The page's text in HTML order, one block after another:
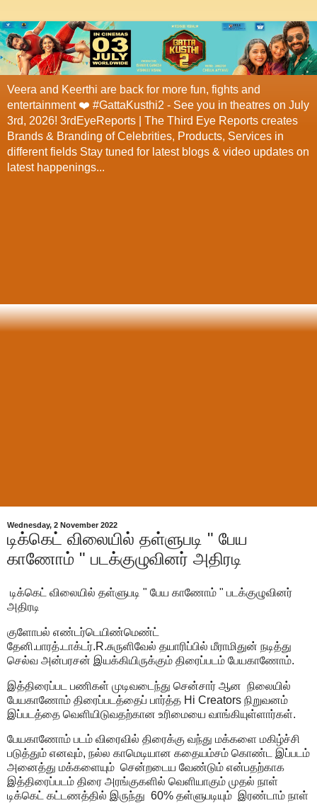
Veera and Keerthi are back for more fun, fights and
entertainment ❤️ #GattaKusthi2 - See you in theatres on July
3rd, 2026! 3rdEyeReports | The Third Eye Reports creates
Brands & Branding of Celebrities, Products, Services in
different fields Stay tuned for latest blogs & video updates on
latest happenings...
Wednesday, 2 November 2022
டிக்கெட் விலையில் தள்ளுபடி " பேய
காணோம் " படக்குழுவினர் அதிரடி
டிக்கெட் விலையில் தள்ளுபடி " பேய காணோம் " படக்குழுவினர்
அதிரடி
குளோபல் எண்டர்டெயிண்மெண்ட்
தேனி.பாரத்.டாக்டர்.R.சுருளிவேல் தயாரிப்பில் மீராமிதுன் நடித்து
செல்வ அன்பரசன் இயக்கியிருக்கும் திரைப்படம் பேயகாணோம்.
இத்திரைப்பட பணிகள் முடிவடைந்து சென்சார் ஆன நிலையில்
பேயகாணோம் திரைப்படத்தைப் பார்த்த Hi Creators நிறுவனம்
இப்படத்தை வெளியிடுவதற்கான உரிமையை வாங்கியுள்ளார்கள்.
பேயகாணோம் படம் விரைவில் திரைக்கு வந்து மக்களை மகிழ்ச்சி
படுத்தும் எனவும், நல்ல காமெடியான கதையம்சம் கொண்ட இப்படம்
அனைத்து மக்களையும் சென்றடைய வேண்டும் என்பதற்காக
இத்திரைப்படம் திரை அரங்குகளில் வெளியாகும் முதல் நாள்
டிக்கெட் கட்டணத்தில் இருந்து 60% தள்ளுபடியும் இரண்டாம் நாள்